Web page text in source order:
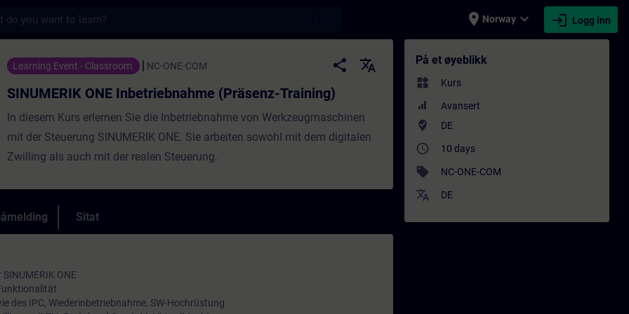
place Norway expand_more login Logg inn
Inbetriebnahme (Präsenz-Training) - Opplæring - Opplæring - Faglig utvikling |
Learning Event - Classroom NC-ONE-COM share
translate
SINUMERIK ONE Inbetriebnahme (Präsenz-Training)
In diesem Kurs erlernen Sie die Inbetriebnahme von Werkzeugmaschinen
mit der Steuerung SINUMERIK ONE. Sie arbeiten sowohl mit dem digitalen
Zwilling als auch mit der realen Steuerung.
Sitat
ONE
des IPC, Wiederinbetriebnahme, SW-Hochrüstung
På et øyeblikk
widgets Kurs
Avansert
where_to_vote DE
access_time 10 days
sell NC-ONE-COM
translate DE